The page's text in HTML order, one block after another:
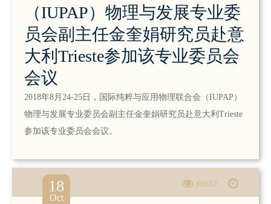
（IUPAP）物理与发展专业委
员会副主任金奎娟研究员赴意
大利Trieste参加该专业委员会
会议
2018年8月24-25日，国际纯粹与应用物理联合会（IUPAP）
物理与发展专业委员会副主任金奎娟研究员赴意大利Trieste
参加该专业委员会会议。
68533
18
Oct